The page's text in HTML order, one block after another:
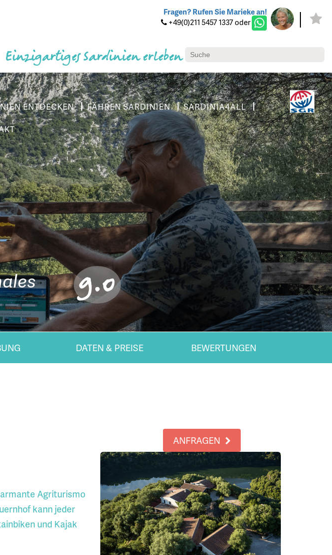
Fragen? Rufen Sie Marieke an!
+49(0)211 5457 1337 oder
Einzigartiges Sardinien erleben
ENTDECKEN FÄHREN SARDINIEN
SARDINIA4ALL
9.0
DATEN & PREISE BEWERTUNGEN
ANFRAGEN
Agriturismo
kann jeder
und Kajak